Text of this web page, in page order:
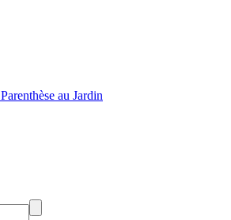
Parenthèse au Jardin